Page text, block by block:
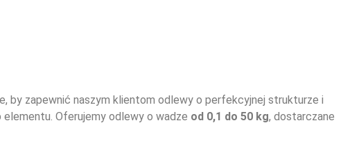
by zapewnić naszym klientom odlewy o perfekcyjnej strukturze i
elementu. Oferujemy odlewy o wadze od 0,1 do 50 kg, dostarczane